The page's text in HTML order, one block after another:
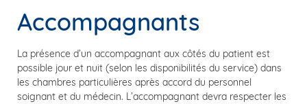
Accompagnants
La présence d’un accompagnant aux côtés du patient est
possible jour et nuit (selon les disponibilités du service) dans
les chambres particulières après accord du personnel
soignant et du médecin. L’accompagnant devra respecter les